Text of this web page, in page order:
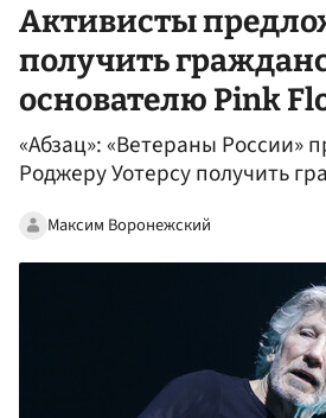
Активисты
получить
основателю Pink
«Абзац»: «Ветераны России»
Роджеру Уотерсу получить
Максим Воронежский